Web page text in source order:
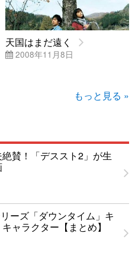
天国はまだ遠く
2008年11月8日
もっと見る »
賛！「デススト2」が生
ーズ「ダウンタイム」キ
ャラクター【まとめ】